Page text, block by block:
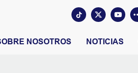
NOSOTROS NOTICIAS